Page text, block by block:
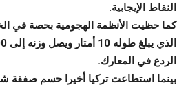
النقاط الإيجابية.
الردع في المعارك.